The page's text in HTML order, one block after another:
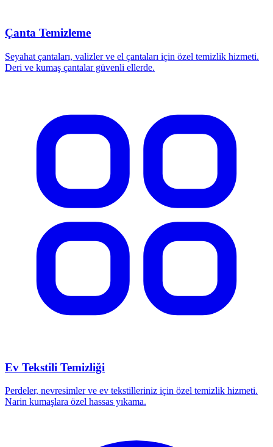
Çanta Temizleme
Seyahat çantaları, valizler ve el çantaları için özel temizlik hizmeti.
Deri ve kumaş çantalar güvenli ellerde.
Ev Tekstili Temizliği
Perdeler, nevresimler ve ev tekstilleriniz için özel temizlik hizmeti.
Narin kumaşlara özel hassas yıkama.